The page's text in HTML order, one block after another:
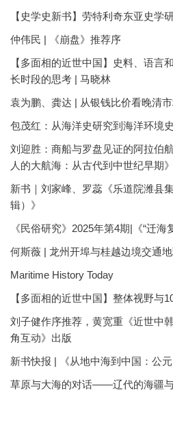
【史学史新书】劳特利奇东亚史学
仲伟民 | 《崩盘》推荐序
【多面相的近世中国】史料、语言
长时段的思考 | 马晓林
袁为鹏、龚达 | 从银钱比价看晚清
包茂红：从海洋史研究到海洋环境
刘迎胜：商船与罗盘见证的阿拉
人的大航海：从古代到中世纪早期》
新书｜刘家峰、罗蕊《乐道院潍县
辑）》
《民俗研究》2025年第4期|《“迁海
何斯薇 | 龙州开埠与桂越边境交通
Maritime History Today
【多面相的近世中国】整体视野与
刘子健作序推荐，黄宽重《近世
角互动》出版
新书快报 | 《从地中海到中国：公
草原与大海的对话——辽代的海疆